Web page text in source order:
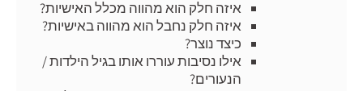
איזה חלק הוא מהווה מכלל האישיות?
איזה חלק נחבל הוא מהווה באישיות?
כיצד נוצר?
אילו נסיבות עוררו אותו בגיל הילדות /
הנעורים?